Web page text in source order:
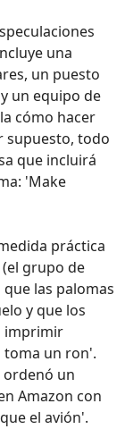
una
un puesto
un equipo de
cómo hacer
supuesto, todo
que incluirá
'Make
práctica
grupo de
las palomas
y que los
imprimir
toma un ron'.
un
Amazon con
el avión'.